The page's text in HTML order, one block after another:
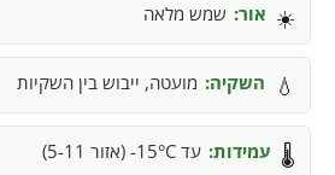
☀️ אור: שמש מלאה
💧 השקיה: מועטה, ייבוש בין השקיות
🌡️ עמידות: עד 15°C- (אזור 5-11)